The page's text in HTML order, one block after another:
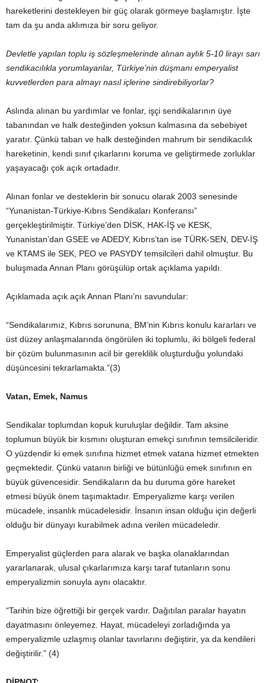
hareketlerini destekleyen bir güç olarak görmeye başlamıştır. İşte
tam da şu anda aklımıza bir soru geliyor.
Devletle yapılan toplu iş sözleşmelerinde alınan aylık 5-10 lirayı sarı
sendikacılıkla yorumlayanlar, Türkiye’nin düşmanı emperyalist
kuvvetlerden para almayı nasıl içlerine sindirebiliyorlar?
Aslında alınan bu yardımlar ve fonlar, işçi sendikalarının üye
tabanından ve halk desteğinden yoksun kalmasına da sebebiyet
yaratır. Çünkü taban ve halk desteğinden mahrum bir sendikacılık
hareketinin, kendi sınıf çıkarlarını koruma ve geliştirmede zorluklar
yaşayacağı çok açık ortadadır.
Alınan fonlar ve desteklerin bir sonucu olarak 2003 senesinde
“Yunanistan-Türkiye-Kıbrıs Sendikaları Konferansı”
gerçekleştirilmiştir. Türkiye’den DİSK, HAK-İŞ ve KESK,
Yunanistan’dan GSEE ve ADEDY, Kıbrıs’tan ise TÜRK-SEN, DEV-İŞ
ve KTAMS ile SEK, PEO ve PASYDY temsilcileri dahil olmuştur. Bu
buluşmada Annan Planı görüşülüp ortak açıklama yapıldı.
Açıklamada açık açık Annan Planı’nı savundular:
“Sendikalarımız, Kıbrıs sorununa, BM’nin Kıbrıs konulu kararları ve
üst düzey anlaşmalarında öngörülen iki toplumlu, iki bölgeli federal
bir çözüm bulunmasının acil bir gereklilik oluşturduğu yolundaki
düşüncesini tekrarlamakta.”(3)
Vatan, Emek, Namus
Sendikalar toplumdan kopuk kuruluşlar değildir. Tam aksine
toplumun büyük bir kısmını oluşturan emekçi sınıfının temsilcileridir.
O yüzdendir ki emek sınıfına hizmet etmek vatana hizmet etmekten
geçmektedir. Çünkü vatanın birliği ve bütünlüğü emek sınıfının en
büyük güvencesidir. Sendikaların da bu duruma göre hareket
etmesi büyük önem taşımaktadır. Emperyalizme karşı verilen
mücadele, insanlık mücadelesidir. İnsanın insan olduğu için değerli
olduğu bir dünyayı kurabilmek adına verilen mücadeledir.
Emperyalist güçlerden para alarak ve başka olanaklarından
yararlanarak, ulusal çıkarlarımıza karşı taraf tutanların sonu
emperyalizmin sonuyla aynı olacaktır.
“Tarihin bize öğrettiği bir gerçek vardır. Dağıtılan paralar hayatın
dayatmasını önleyemez. Hayat, mücadeleyi zorladığında ya
emperyalizmle uzlaşmış olanlar tavırlarını değiştirir, ya da kendileri
değiştirilir.” (4)